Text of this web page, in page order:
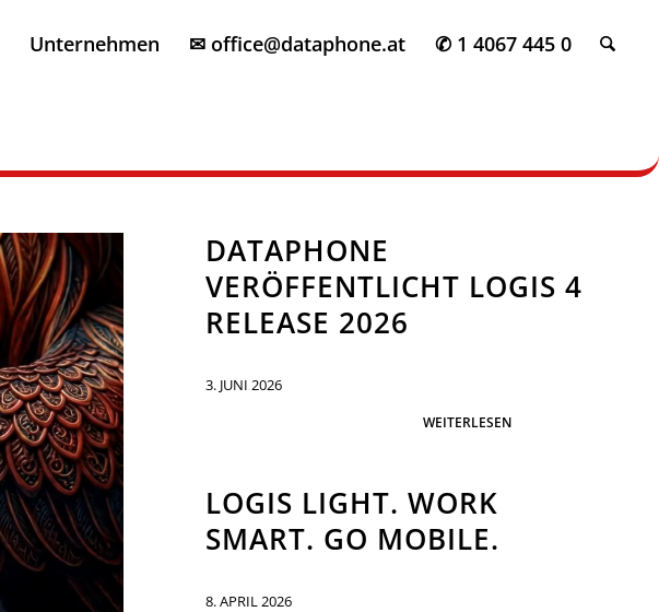
Unternehmen ✉ office@dataphone.at ✆ 1 4067 445 0
DATAPHONE
VERÖFFENTLICHT LOGIS 4
RELEASE 2026
3. JUNI 2026
WEITERLESEN
LOGIS LIGHT. WORK
SMART. GO MOBILE.
8. APRIL 2026